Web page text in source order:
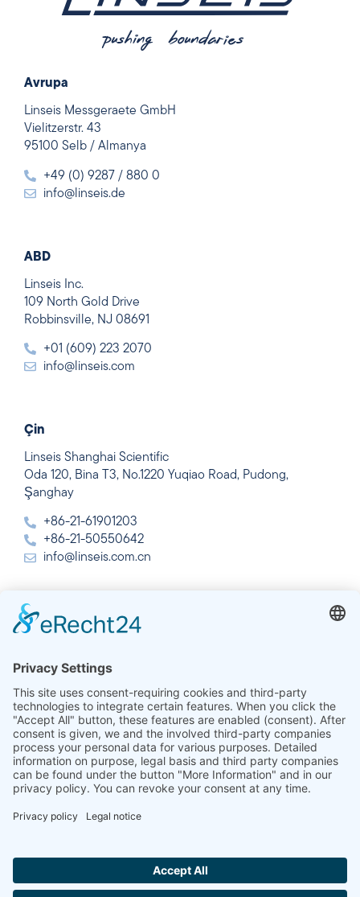
Avrupa
Linseis Messgeraete GmbH
Vielitzerstr. 43
95100 Selb / Almanya
+49 (0) 9287 / 880 0
info@linseis.de
ABD
Linseis Inc.
109 North Gold Drive
Robbinsville, NJ 08691
+01 (609) 223 2070
info@linseis.com
Çin
Linseis Shanghai Scientific
Oda 120, Bina T3, No.1220 Yuqiao Road, Pudong,
Şanghay
+86-21-61901203
+86-21-50550642
info@linseis.com.cn
Hindistan
Plot 65, 2nd Floor, Sai Enclave,
+91-11-42883851
sales@linseis.in
Hallo ich bin LINAI! Wie kann ich dir